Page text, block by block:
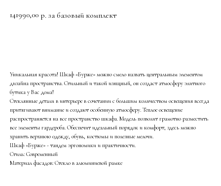
141990,00 р. за базовый комплект
Уникальная красота! Шкаф «Бурже» можно смело назвать центральным элементом
дизайна пространства. Стильный и такой изящный, он создаст атмосферу элитного
бутика у Вас дома!
Стеклянные детали в интерьере в сочетании с большим количеством освещения всегда
притягивают внимание и создают особенную атмосферу. Теплое освещение
распространяется на все пространство шкафа. Модель позволит грамотно разместить
все элементы гардероба. Обеспечит идеальный порядок и комфорт, здесь можно
хранить верхнюю одежду, обувь, костюмы и полезные мелочи.
Шкаф «Бурже» - тандем эргономики и практичности.
Стиль: Современный
Материал фасадов: Стекло в алюминиевой рамке